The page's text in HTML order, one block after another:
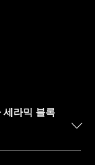
세라믹 블록